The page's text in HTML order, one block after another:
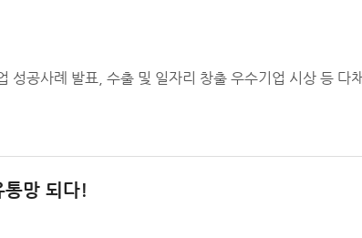
공사례 발표, 수출 및 일자리 창출 우수기업 시상 등 다
통망 되다!